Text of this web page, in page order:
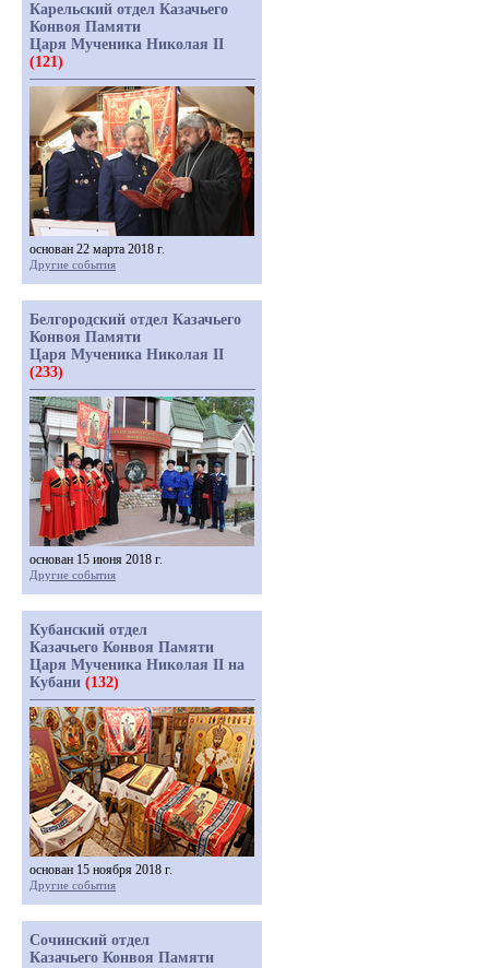
Карельский отдел Казачьего
Конвоя Памяти
Царя Мученика Николая II
(121)
основан 22 марта 2018 г.
Другие события
Белгородский отдел Казачьего
Конвоя Памяти
Царя Мученика Николая II
(233)
основан 15 июня 2018 г.
Другие события
Кубанский отдел
Казачьего Конвоя Памяти
Царя Мученика Николая II на
Кубани (132)
основан 15 ноября 2018 г.
Другие события
Сочинский отдел
Казачьего Конвоя Памяти